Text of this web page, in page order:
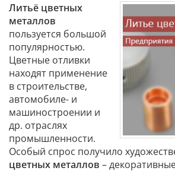
Литьё цветных
металлов
пользуется большой
популярностью.
Цветные отливки
находят применение
в строительстве,
автомобиле- и
машиностроении и
др. отраслях
промышленности.
Особый спрос получило
цветных металлов –